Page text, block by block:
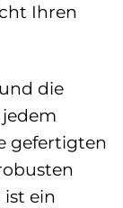
Ihren
die
gefertigten
ist ein